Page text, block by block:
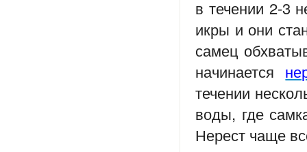
в течении 2-3
икры и они
самец
начинается
течении
воды, где
Нерест чаще